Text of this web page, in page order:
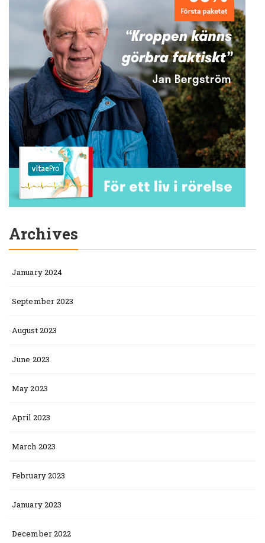
Archives
January 2024
September 2023
August 2023
June 2023
May 2023
April 2023
March 2023
February 2023
January 2023
December 2022